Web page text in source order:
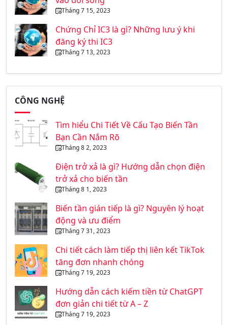
Tháng 7 15, 2023
Chứng Chỉ IC3 là gì? Những lưu ý khi
đăng ký thi IC3
Tháng 7 13, 2023
CÔNG NGHỆ
Tìm hiểu Chi Tiết Về Cấu Tạo Biến Tần
Bạn Cần Nắm Rõ
Tháng 8 2, 2023
Điện trở xả là gì? Hướng dẫn chọn điện
trở xả cho biến tần
Tháng 8 1, 2023
Biến tần gián tiếp là gì? Nguyên lý hoạt
động và ưu điểm
Tháng 7 31, 2023
Chi tiết cách làm tiếp thị liên kết TikTok
tăng đơn nhanh chóng
Tháng 7 19, 2023
Hướng dẫn cách kiếm tiền từ ChatGPT
đơn giản chi tiết từ A – Z
Tháng 7 19, 2023